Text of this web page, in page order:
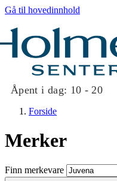
Gå til hovedinnhold
Åpent i dag: 10 - 20
Butikker
Forside
Merker
Finn merkevare